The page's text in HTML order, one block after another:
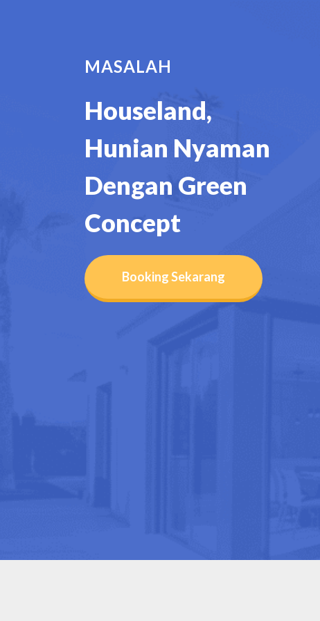
MASALAH
Houseland,
Hunian Nyaman
Dengan Green
Concept
Booking Sekarang